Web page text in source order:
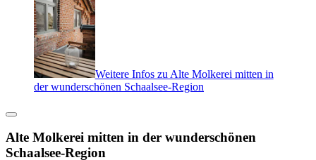
Weitere Infos zu Alte Molkerei mitten in
der wunderschönen Schaalsee-Region
Alte Molkerei mitten in der wunderschönen
Schaalsee-Region